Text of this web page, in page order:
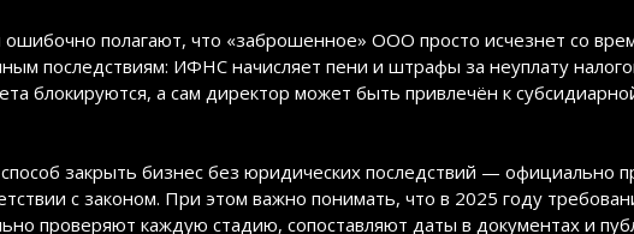
полагают, что «заброшенное» ООО просто исчезнет со
последствиям: ИФНС начисляет пени и штрафы за неуплату
блокируются, а сам директор может быть привлечён к
закрыть бизнес без юридических последствий — официально
с законом. При этом важно понимать, что в 2025 году
проверяют каждую стадию, сопоставляют даты в документах и